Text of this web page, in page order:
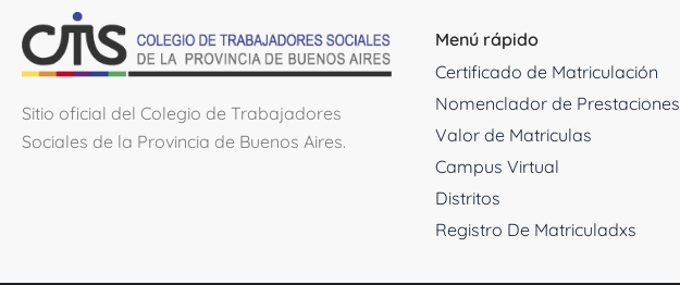
Sitio oficial del Colegio de Trabajadores
Sociales de la Provincia de Buenos Aires.
Menú rápido
Certificado de Matriculación
Nomenclador de Prestaciones
Valor de Matriculas
Campus Virtual
Distritos
Registro De Matriculadxs